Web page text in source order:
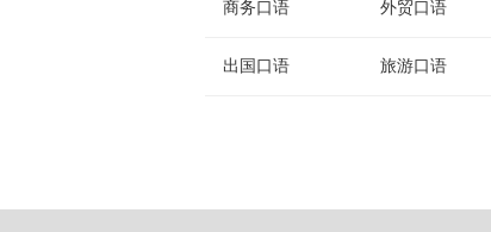
商务口语 外贸口语
出国口语 旅游口语